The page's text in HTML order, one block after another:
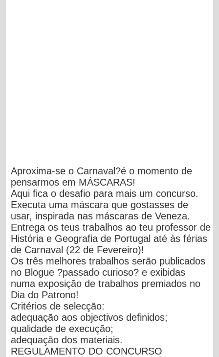
Aproxima-se o Carnaval?é o momento de
pensarmos em MÁSCARAS!
Aqui fica o desafio para mais um concurso.
Executa uma máscara que gostasses de
usar, inspirada nas máscaras de Veneza.
Entrega os teus trabalhos ao teu professor de
História e Geografia de Portugal até às férias
de Carnaval (22 de Fevereiro)!
Os três melhores trabalhos serão publicados
no Blogue ?passado curioso? e exibidas
numa exposição de trabalhos premiados no
Dia do Patrono!
Critérios de selecção:
adequação aos objectivos definidos;
qualidade de execução;
adequação dos materiais.
REGULAMENTO DO CONCURSO